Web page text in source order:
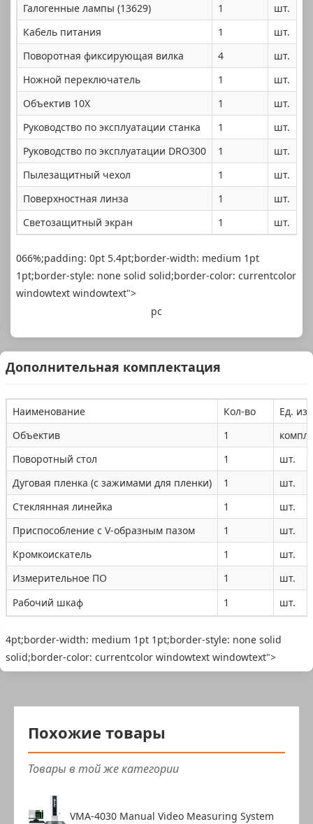
Галогенные лампы (13629)
1
шт.
Кабель питания
1
шт.
Поворотная фиксирующая вилка
4
шт.
Ножной переключатель
1
шт.
Объектив 10X
1
шт.
Руководство по эксплуатации станка
1
шт.
Руководство по эксплуатации DRO300
1
шт.
Пылезащитный чехол
1
шт.
Поверхностная линза
1
шт.
Светозащитный экран
1 шт.
066%;padding: 0pt 5.4pt;border-width: medium 1pt
1pt;border-style: none solid solid;border-color: currentcolor
windowtext windowtext">
pc
Дополнительная комплектация
Наименование Кол-во
Ед.
Объектив
1
компл.
Поворотный стол
1
шт.
Дуговая пленка (с зажимами для пленки)
1
шт.
Стеклянная линейка
1
шт.
Приспособление с V-образным пазом
1
шт.
Кромкоискатель
1
шт.
Измерительное ПО
1
шт.
Рабочий шкаф
1 шт.
4pt;border-width: medium 1pt 1pt;border-style: none solid
solid;border-color: currentcolor windowtext windowtext">
Похожие товары
Товары в той же категории
VMA-4030 Manual Video Measuring System